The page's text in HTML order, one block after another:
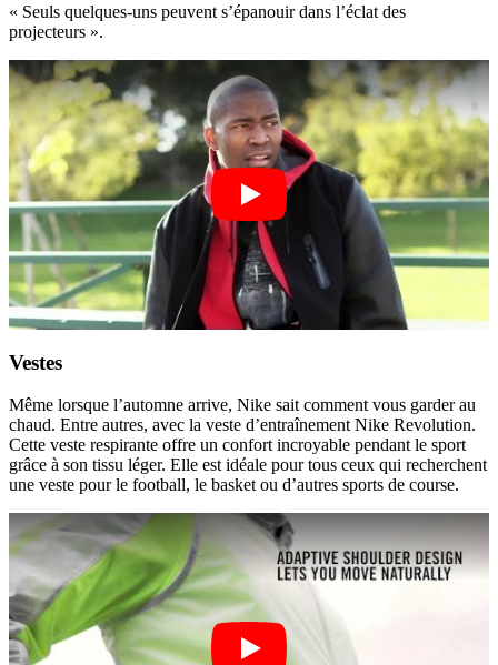
« Seuls quelques-uns peuvent s’épanouir dans l’éclat des
projecteurs ».
Vestes
Même lorsque l’automne arrive, Nike sait comment vous garder au
chaud. Entre autres, avec la veste d’entraînement Nike Revolution.
Cette veste respirante offre un confort incroyable pendant le sport
grâce à son tissu léger. Elle est idéale pour tous ceux qui recherchent
une veste pour le football, le basket ou d’autres sports de course.